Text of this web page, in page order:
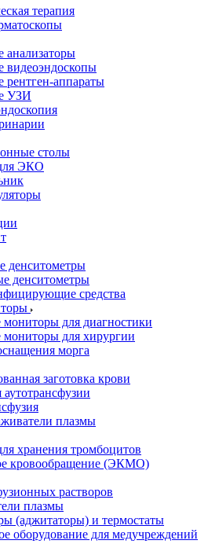
терапия
анализаторы
видеоэндоскопы
рентген-аппараты
УЗИ
столы
ЭКО
денситометры
денситометры
средства
для диагностики
для хирургии
морга
заготовка крови
плазмы
хранения тромбоцитов
кровообращение (ЭКМО)
растворов
плазмы
(аджитаторы) и термостаты
оборудование для медучреждений